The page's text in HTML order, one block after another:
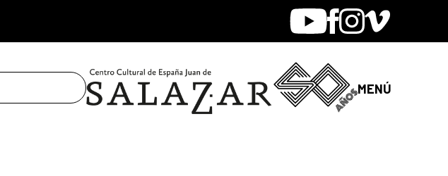
YoutubeFacebook
Instagram
Vimeo
MENÚ